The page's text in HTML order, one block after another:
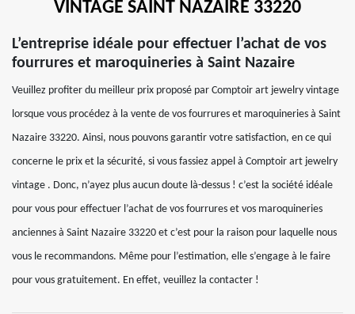
VINTAGE SAINT NAZAIRE 33220
L’entreprise idéale pour effectuer l’achat de vos
fourrures et maroquineries à Saint Nazaire
Veuillez profiter du meilleur prix proposé par Comptoir art jewelry vintage
lorsque vous procédez à la vente de vos fourrures et maroquineries à Saint
Nazaire 33220. Ainsi, nous pouvons garantir votre satisfaction, en ce qui
concerne le prix et la sécurité, si vous fassiez appel à Comptoir art jewelry
vintage . Donc, n’ayez plus aucun doute là-dessus ! c’est la société idéale
pour vous pour effectuer l’achat de vos fourrures et vos maroquineries
anciennes à Saint Nazaire 33220 et c’est pour la raison pour laquelle nous
vous le recommandons. Même pour l’estimation, elle s’engage à le faire
pour vous gratuitement. En effet, veuillez la contacter !